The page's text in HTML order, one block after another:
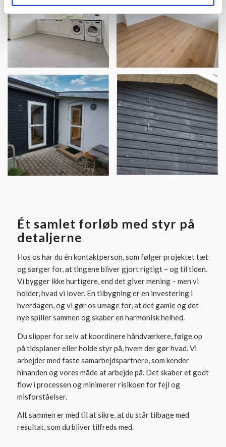
Ét samlet forløb med styr på
detaljerne
Hos os har du én kontaktperson, som følger projektet tæt
og sørger for, at tingene bliver gjort rigtigt – og til tiden.
Vi bygger ikke hurtigere, end det giver mening – men vi
holder, hvad vi lover. En tilbygning er en investering i
hverdagen, og vi gør os umage for, at det gamle og det
nye spiller sammen og skaber en harmonisk helhed.
Du slipper for selv at koordinere håndværkere, følge op
på tidsplaner eller holde styr på, hvem der gør hvad. Vi
arbejder med faste samarbejdspartnere, som kender
hinanden og vores måde at arbejde på. Det skaber et godt
flow i processen og minimerer risikoen for fejl og
misforståelser.
Alt sammen er med til at sikre, at du står tilbage med
resultat, som du bliver tilfreds med.